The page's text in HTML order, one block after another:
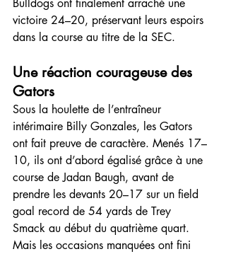
Bulldogs ont finalement arraché une
victoire 24–20, préservant leurs espoirs
dans la course au titre de la SEC.
Une réaction courageuse des
Gators
Sous la houlette de l’entraîneur
intérimaire Billy Gonzales, les Gators
ont fait preuve de caractère. Menés 17–
10, ils ont d’abord égalisé grâce à une
course de Jadan Baugh, avant de
prendre les devants 20–17 sur un field
goal record de 54 yards de Trey
Smack au début du quatrième quart.
Mais les occasions manquées ont fini